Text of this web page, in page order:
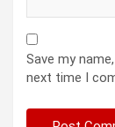
Save my
next time I